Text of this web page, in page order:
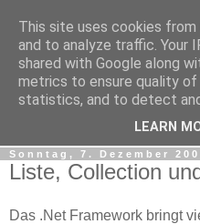
tobsen.de
Dinge die das Leben
Sonntag, 7. Dezember
Liste, Collection
Das .Net Framework bringt
This site uses cookies
and to analyze traffic. Your
shared with Google along
metrics to ensure quality of
statistics, and to detect
LEARN